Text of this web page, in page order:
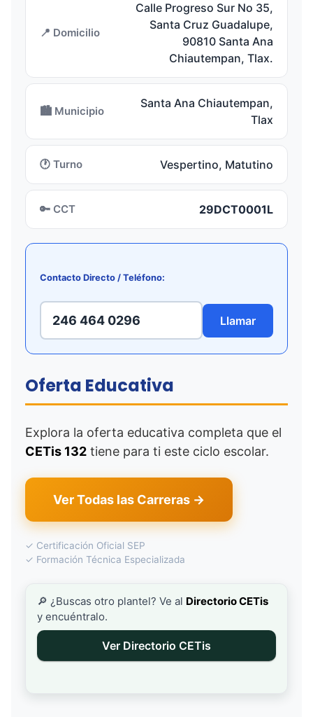
📍 Domicilio
Calle Progreso Sur No 35,
Santa Cruz Guadalupe,
90810 Santa Ana
Chiautempan, Tlax.
🏙️ Municipio
Santa Ana Chiautempan,
Tlax
🕐 Turno Vespertino, Matutino
🔑 CCT 29DCT0001L
Contacto Directo / Teléfono:
246 464 0296 Llamar
Oferta Educativa
Explora la oferta educativa completa que el
CETis 132 tiene para ti este ciclo escolar.
Ver Todas las Carreras →
✓ Certificación Oficial SEP
✓ Formación Técnica Especializada
🔎 ¿Buscas otro plantel? Ve al Directorio CETis
y encuéntralo.
Ver Directorio CETis